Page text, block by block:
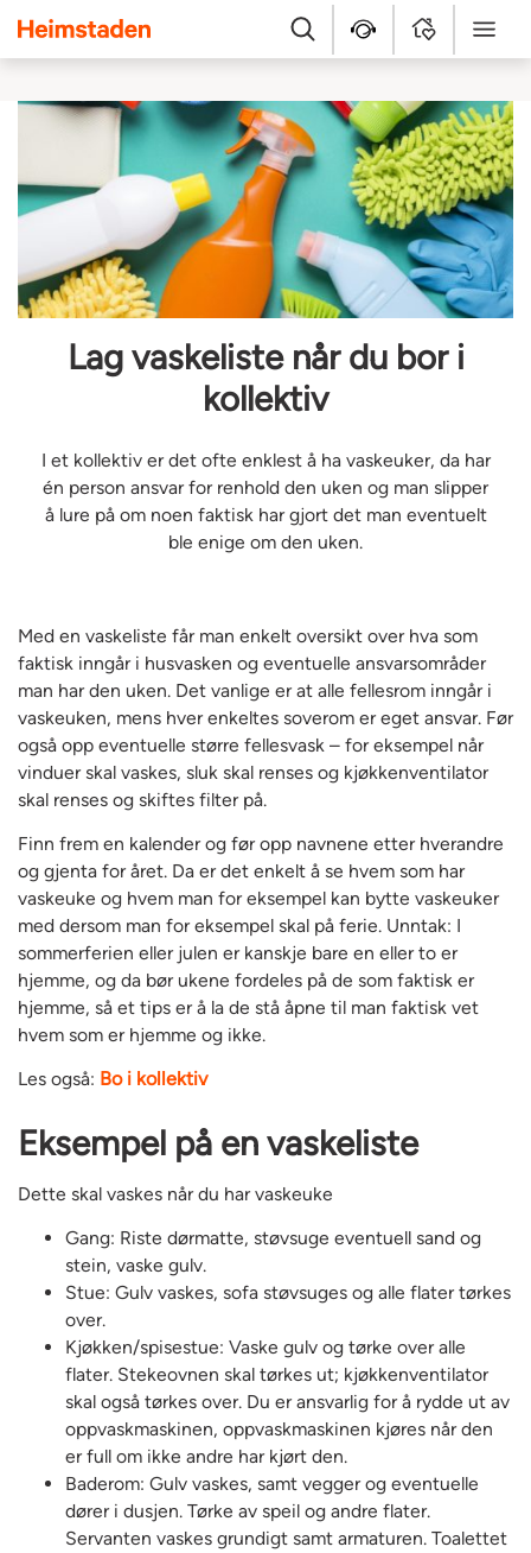
Heimstaden
Søk HjelpesenterMyHomeMeny
Lag vaskeliste når du bor i
kollektiv
I et kollektiv er det ofte enklest å ha vaskeuker, da har
én person ansvar for renhold den uken og man slipper
å lure på om noen faktisk har gjort det man eventuelt
ble enige om den uken.
Med en vaskeliste får man enkelt oversikt over hva som
faktisk inngår i husvasken og eventuelle ansvarsområder
man har den uken. Det vanlige er at alle fellesrom inngår i
vaskeuken, mens hver enkeltes soverom er eget ansvar. Før
også opp eventuelle større fellesvask – for eksempel når
vinduer skal vaskes, sluk skal renses og kjøkkenventilator
skal renses og skiftes filter på.
Finn frem en kalender og før opp navnene etter hverandre
og gjenta for året. Da er det enkelt å se hvem som har
vaskeuke og hvem man for eksempel kan bytte vaskeuker
med dersom man for eksempel skal på ferie. Unntak: I
sommerferien eller julen er kanskje bare en eller to er
hjemme, og da bør ukene fordeles på de som faktisk er
hjemme, så et tips er å la de stå åpne til man faktisk vet
hvem som er hjemme og ikke.
Les også: Bo i kollektiv
Eksempel på en vaskeliste
Dette skal vaskes når du har vaskeuke
Gang: Riste dørmatte, støvsuge eventuell sand og
stein, vaske gulv.
Stue: Gulv vaskes, sofa støvsuges og alle flater tørkes
over.
Kjøkken/spisestue: Vaske gulv og tørke over alle
flater. Stekeovnen skal tørkes ut; kjøkkenventilator
skal også tørkes over. Du er ansvarlig for å rydde ut av
oppvaskmaskinen, oppvaskmaskinen kjøres når den
er full om ikke andre har kjørt den.
Baderom: Gulv vaskes, samt vegger og eventuelle
dører i dusjen. Tørke av speil og andre flater.
Servanten vaskes grundigt samt armaturen. Toalettet